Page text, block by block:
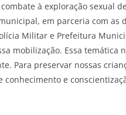
à exploração sexual
em parceria com as
Militar e Prefeitura
mobilização. Essa temática
Para preservar nossas
conhecimento e